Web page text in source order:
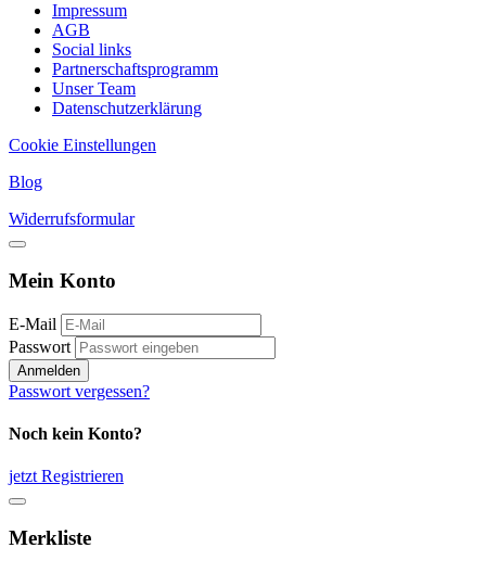
Impressum
AGB
Social links
Partnerschaftsprogramm
Unser Team
Datenschutzerklärung
Cookie Einstellungen
Blog
Widerrufsformular
Mein Konto
E-Mail
Passwort
Anmelden
Passwort vergessen?
Noch kein Konto?
jetzt Registrieren
Merkliste